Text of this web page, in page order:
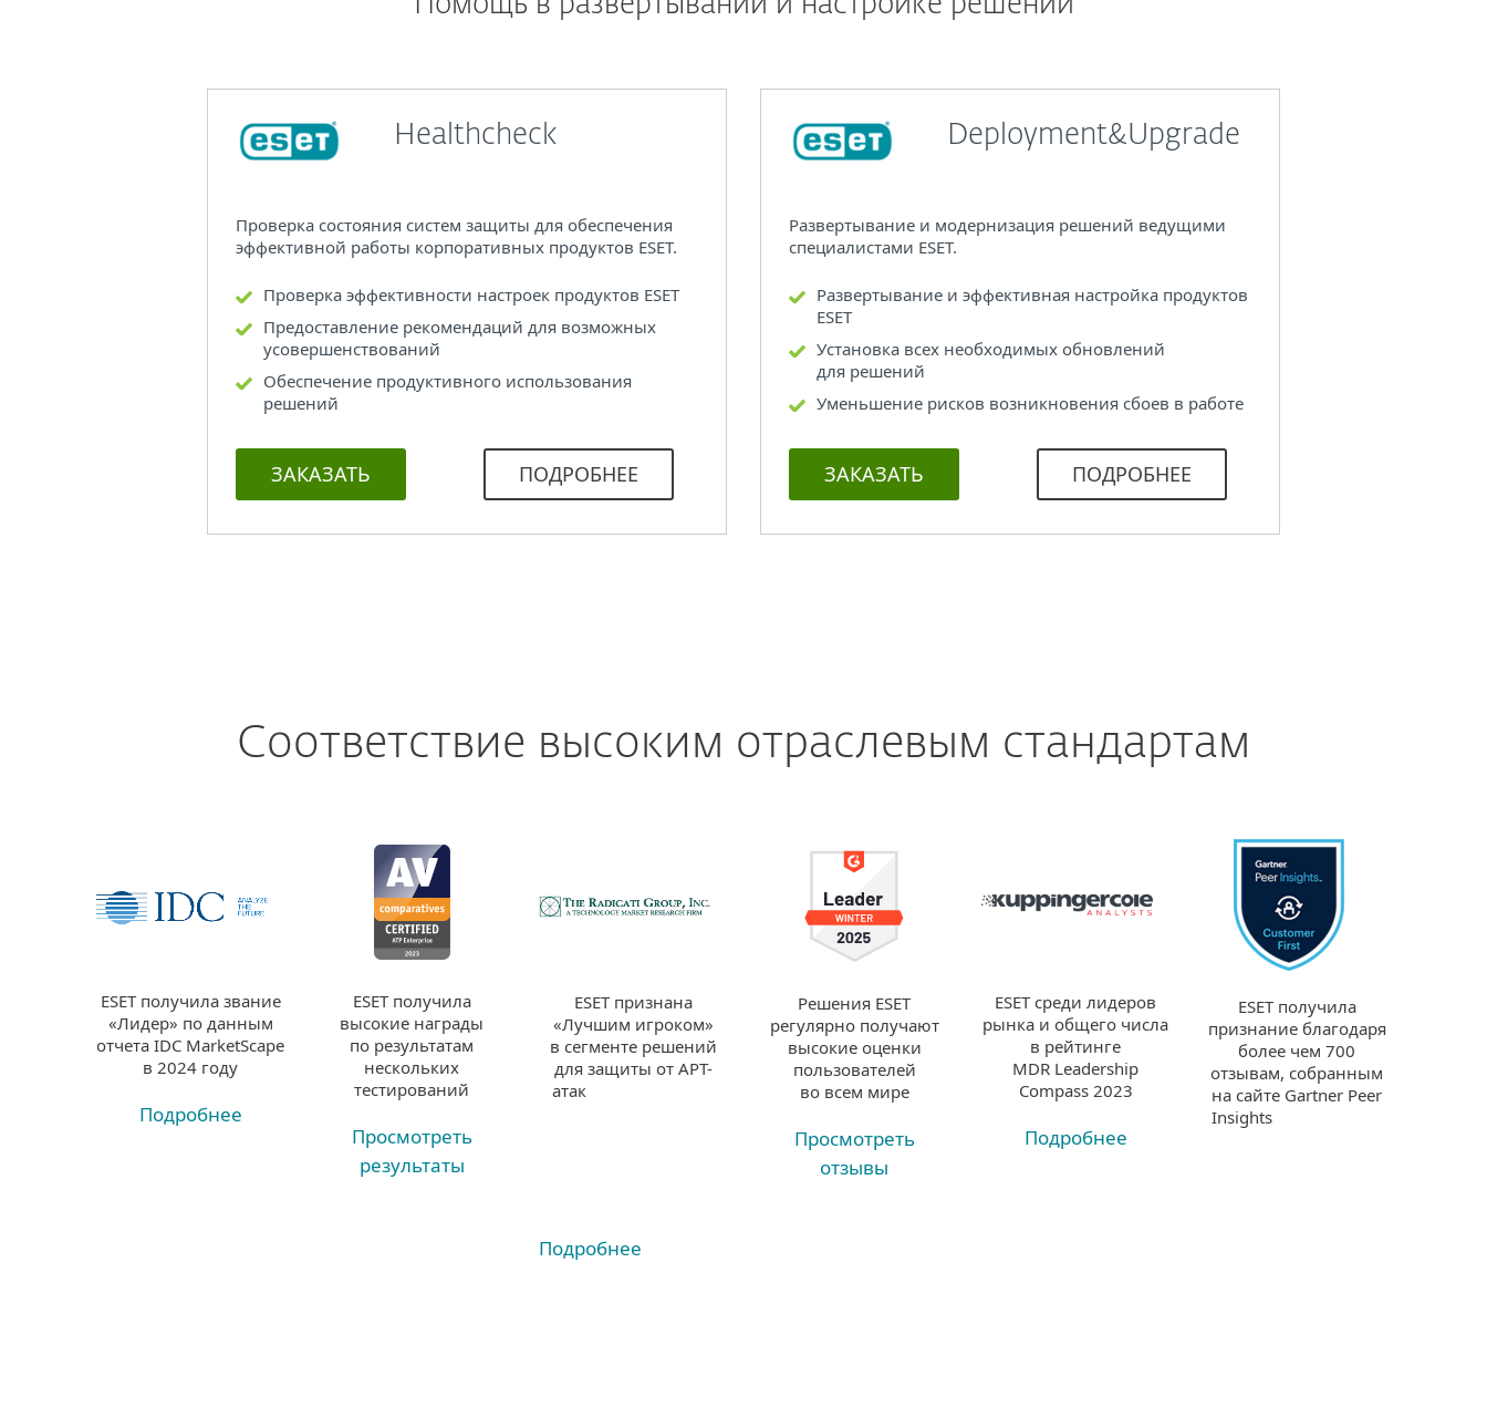
Healthcheck
Проверка состояния систем защиты для обеспечения
эффективной работы корпоративных продуктов ESET.
Проверка эффективности настроек продуктов ESET
Предоставление рекомендаций для возможных
усовершенствований
Обеспечение продуктивного использования
решений
ЗАКАЗАТЬ ПОДРОБНЕЕ
Deployment&Upgrade
Развертывание и модернизация решений ведущими
специалистами ESET.
Развертывание и эффективная настройка продуктов
ESET
Установка всех необходимых обновлений
для решений
Уменьшение рисков возникновения сбоев в работе
ЗАКАЗАТЬ ПОДРОБНЕЕ
Соответствие высоким отраслевым стандартам
ESET получила звание
«Лидер» по данным
отчета IDC MarketScape
в 2024 году
Подробнее
ESET получила
высокие награды
по результатам
нескольких
тестирований
Просмотреть
результаты
ESET признана
«Лучшим игроком»
в сегменте решений
для защиты от APT-
атак
Подробнее
Решения ESET
регулярно получают
высокие оценки
пользователей
во всем мире
Просмотреть
отзывы
ESET среди лидеров
рынка и общего числа
в рейтинге
MDR Leadership
Compass 2023
Подробнее
ESET получила
признание благодаря
более чем 700
отзывам, собранным
на сайте Gartner Peer
Insights